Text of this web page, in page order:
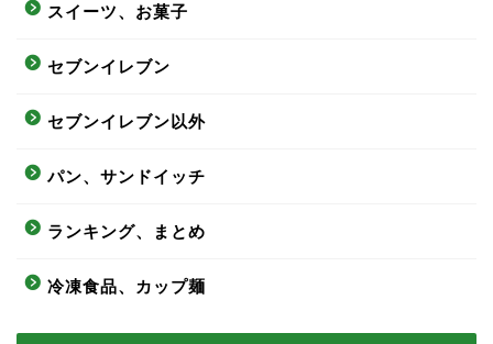
スイーツ、お菓子
セブンイレブン
セブンイレブン以外
パン、サンドイッチ
ランキング、まとめ
冷凍食品、カップ麺